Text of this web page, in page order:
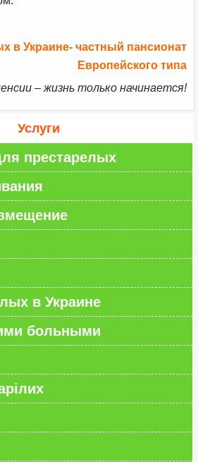
в Украине- частный пансионат
Европейского типа
– жизнь только начинается!
Услуги
престарелых
в Украине
больными